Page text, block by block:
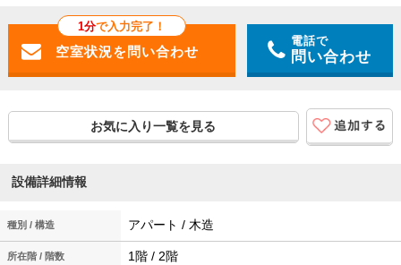
1分で入力完了！
電話で
問い合わせ
お気に入り一覧を見る
設備詳細情報
種別 / 構造 アパート / 木造
所在階 / 階数 1階 / 2階